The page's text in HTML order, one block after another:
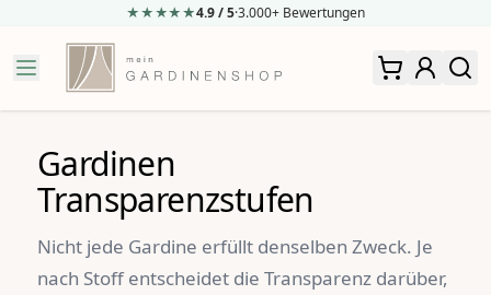
★★★★★
★4.9/ 5·3.000+ Bewertungen
Zum Inhalt springen
Gardinen
Transparenzstufen
Nicht jede Gardine erfüllt denselben Zweck. Je
nach Stoff entscheidet die Transparenz darüber,